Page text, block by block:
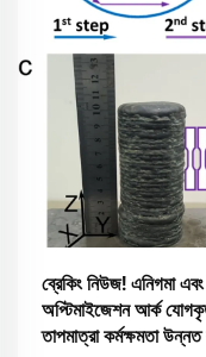
ব্রেকিং নিউজ! এনিগমা
অপ্টিমাইজেশন আর্ক
তাপমাত্রা কর্মক্ষমতা